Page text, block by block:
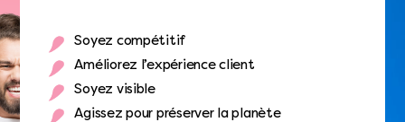
Soyez compétitif
Améliorez l’expérience client
Soyez visible
Agissez pour préserver la planète